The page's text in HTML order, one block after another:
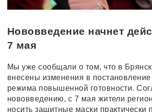
Нововведение начнет
7 мая
Мы уже сообщали о том, что в
внесены изменения в
режима повышенной готовности.
нововведению, с 7 мая жители
носить защитные маски практически